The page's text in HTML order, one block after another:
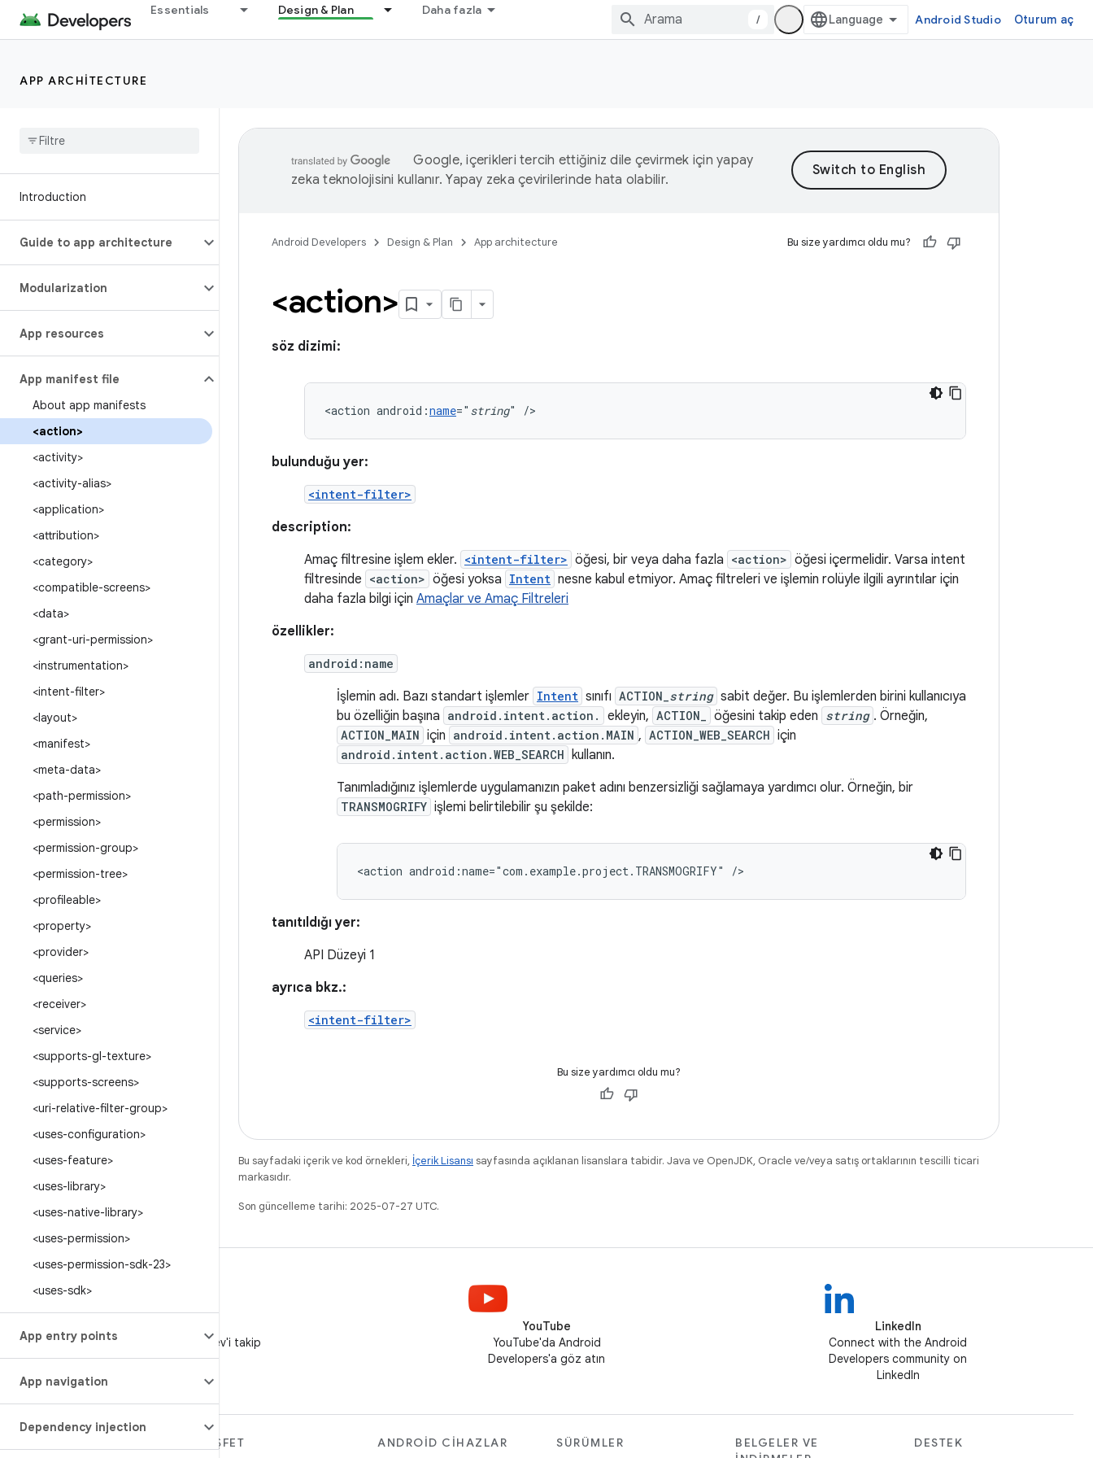
Essentials Design & Plan Daha fazla
/ Android Studio Oturum aç
APP ARCHITECTURE
Introduction
Guide to app architecture
Modularization
App resources
App manifest file
About app manifests
<action>
<activity>
<activity-alias>
<application>
<attribution>
<category>
<compatible-screens>
<data>
<grant-uri-permission>
<instrumentation>
<intent-filter>
<layout>
<manifest>
<meta-data>
<path-permission>
<permission>
<permission-group>
<permission-tree>
<profileable>
<property>
<provider>
<queries>
<receiver>
<service>
<supports-gl-texture>
<supports-screens>
<uri-relative-filter-group>
<uses-configuration>
<uses-feature>
<uses-library>
<uses-native-library>
<uses-permission>
<uses-permission-sdk-23>
<uses-sdk>
App entry points
App navigation
Dependency injection
Google, içerikleri tercih ettiğiniz dile çevirmek için yapay
zeka teknolojisini kullanır. Yapay zeka çevirilerinde hata olabilir.
Android Developers Design & Plan App architecture Bu size yardımcı oldu mu?
<action>
söz dizimi:
<action android:name=" string" />
bulunduğu yer:
<intent-filter>
description:
Amaç filtresine işlem ekler. <intent-filter> öğesi, bir veya daha fazla <action> öğesi içermelidir. Varsa intent
filtresinde <action> öğesi yoksa Intent nesne kabul etmiyor. Amaç filtreleri ve işlemin rolüyle ilgili ayrıntılar için
daha fazla bilgi için Amaçlar ve Amaç Filtreleri
özellikler:
android:name
İşlemin adı. Bazı standart işlemler Intent sınıfı ACTION_ string sabit değer. Bu işlemlerden birini kullanıcıya
bu özelliğin başına android.intent.action. ekleyin, ACTION_ öğesini takip eden string . Örneğin,
ACTION_MAIN için android.intent.action.MAIN , ACTION_WEB_SEARCH için
android.intent.action.WEB_SEARCH kullanın.
Tanımladığınız işlemlerde uygulamanızın paket adını benzersizliği sağlamaya yardımcı olur. Örneğin, bir
TRANSMOGRIFY işlemi belirtilebilir şu şekilde:
<action android:name="com.example.project.TRANSMOGRIFY" />
tanıtıldığı yer:
API Düzeyi 1
ayrıca bkz.:
<intent-filter>
Bu size yardımcı oldu mu?
Bu sayfadaki içerik ve kod örnekleri, İçerik Lisansı sayfasında açıklanan lisanslara tabidir. Java ve OpenJDK, Oracle ve/veya satış ortaklarının tescilli ticari
markasıdır.
Son güncelleme tarihi: 2025-07-27 UTC.
X'te @AndroidDev'i takip
edin
YouTube
YouTube'da Android
Developers'a göz atın
LinkedIn
Connect with the Android
Developers community on
LinkedIn
KEŞFET ANDROID CIHAZLAR SÜRÜMLER
BELGELER VE
DESTEK